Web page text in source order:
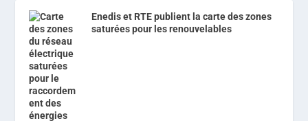
Enedis et RTE publient la carte des zones
saturées pour les renouvelables